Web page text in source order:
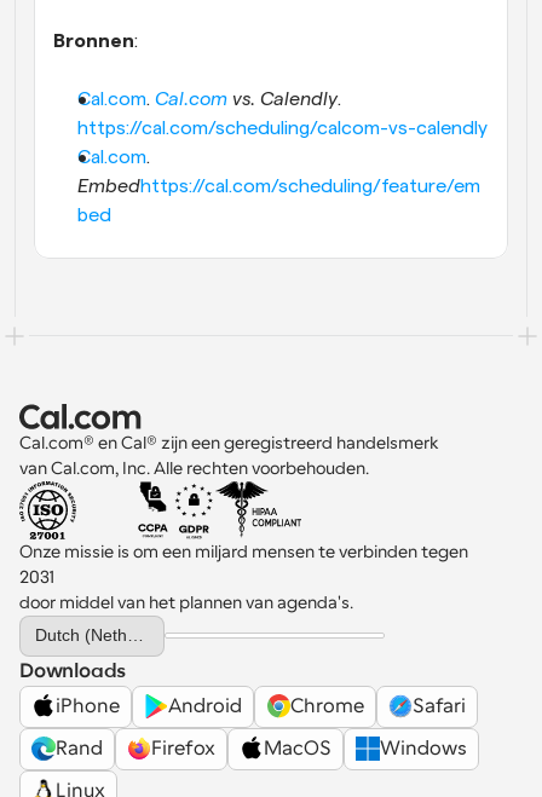
Bronnen:
Cal.com. Cal.com vs. Calendly.
https://cal.com/scheduling/calcom-vs-calendly
Cal.com
Embedhttps://cal.com/scheduling/feature/em
bed
Cal.com® en Cal® zijn een geregistreerd handelsmerk
van Cal.com, Inc. Alle rechten voorbehouden.
Onze missie is om een miljard mensen te verbinden tegen
2031
door middel van het plannen van agenda's.
Select Language
Downloads
iPhone
Android Chrome
Safari
Rand
Firefox MacOS
Windows
Linux